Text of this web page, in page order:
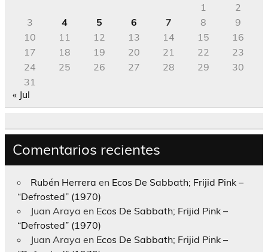
1
2
3
4 5 6 7 8
9
10
11 12 13 14 15
16
17
18 19 20 21 22
23
24
25 26 27 28 29
30
31
« Jul
Comentarios recientes
Rubén Herrera en Ecos De Sabbath; Frijid Pink –
“Defrosted” (1970)
Juan Araya en Ecos De Sabbath; Frijid Pink –
“Defrosted” (1970)
Juan Araya en Ecos De Sabbath; Frijid Pink –